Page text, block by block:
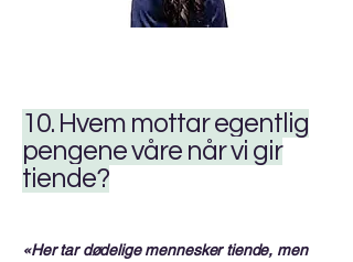
10. Hvem mottar egentlig
pengene våre når vi gir
tiende?
«Her tar dødelige mennesker tiende, men